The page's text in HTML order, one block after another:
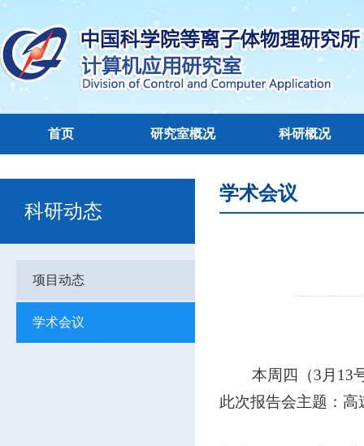
首页 研究室概况 科研概况
科研动态
项目动态
学术会议
学术会议
本周四（3月13号
此次报告会主题：